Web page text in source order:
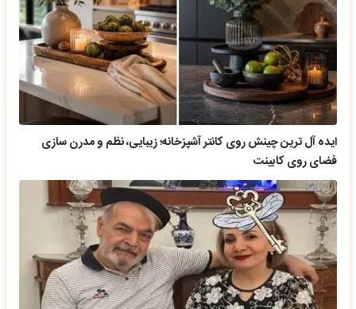
ایده آل ترین چینش روی کانتر آشپزخانه؛ زیبایی، نظم و مدرن سازی
فضای روی کابینت